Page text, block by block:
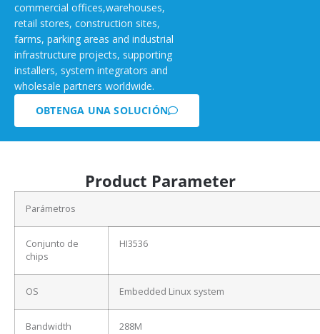
commercial offices,warehouses,
retail stores, construction sites,
farms, parking areas and industrial
infrastructure projects, supporting
installers, system integrators and
wholesale partners worldwide.
OBTENGA UNA SOLUCIÓN
Product Parameter
Parámetros
Conjunto de
chips
HI3536
OS Embedded Linux system
Bandwidth 288M